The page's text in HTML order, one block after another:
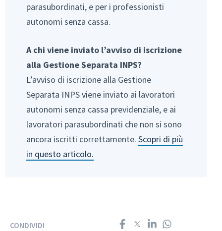
parasubordinati, e per i professionisti
autonomi senza cassa.
A chi viene inviato l’avviso di iscrizione
alla Gestione Separata INPS?
L’avviso di iscrizione alla Gestione
Separata INPS viene inviato ai lavoratori
autonomi senza cassa previdenziale, e ai
lavoratori parasubordinati che non si sono
ancora iscritti correttamente. Scopri di più
in questo articolo.
CONDIVIDI